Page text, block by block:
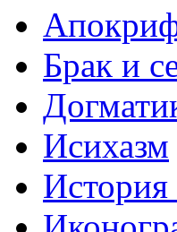
Брак и
Исихазм